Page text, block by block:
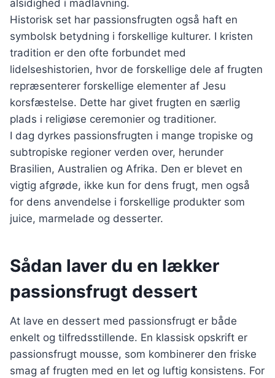
alsidighed i madlavning.
Historisk set har passionsfrugten også haft en
symbolsk betydning i forskellige kulturer. I kristen
tradition er den ofte forbundet med
lidelseshistorien, hvor de forskellige dele af frugten
repræsenterer forskellige elementer af Jesu
korsfæstelse. Dette har givet frugten en særlig
plads i religiøse ceremonier og traditioner.
I dag dyrkes passionsfrugten i mange tropiske og
subtropiske regioner verden over, herunder
Brasilien, Australien og Afrika. Den er blevet en
vigtig afgrøde, ikke kun for dens frugt, men også
for dens anvendelse i forskellige produkter som
juice, marmelade og desserter.
Sådan laver du en lækker
passionsfrugt dessert
At lave en dessert med passionsfrugt er både
enkelt og tilfredsstillende. En klassisk opskrift er
passionsfrugt mousse, som kombinerer den friske
smag af frugten med en let og luftig konsistens. For